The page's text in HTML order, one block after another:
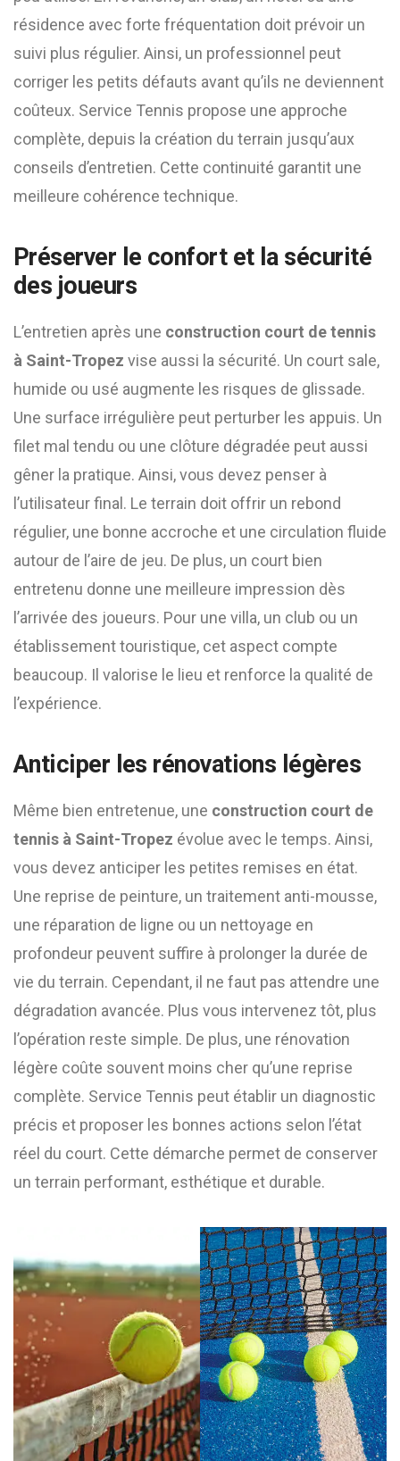
résidence avec forte fréquentation doit prévoir un
suivi plus régulier. Ainsi, un professionnel peut
corriger les petits défauts avant qu’ils ne deviennent
coûteux. Service Tennis propose une approche
complète, depuis la création du terrain jusqu’aux
conseils d’entretien. Cette continuité garantit une
meilleure cohérence technique.
Préserver le confort et la sécurité
des joueurs
L’entretien après une construction court de tennis
à Saint-Tropez vise aussi la sécurité. Un court sale,
humide ou usé augmente les risques de glissade.
Une surface irrégulière peut perturber les appuis. Un
filet mal tendu ou une clôture dégradée peut aussi
gêner la pratique. Ainsi, vous devez penser à
l’utilisateur final. Le terrain doit offrir un rebond
régulier, une bonne accroche et une circulation fluide
autour de l’aire de jeu. De plus, un court bien
entretenu donne une meilleure impression dès
l’arrivée des joueurs. Pour une villa, un club ou un
établissement touristique, cet aspect compte
beaucoup. Il valorise le lieu et renforce la qualité de
l’expérience.
Anticiper les rénovations légères
Même bien entretenue, une construction court de
tennis à Saint-Tropez évolue avec le temps. Ainsi,
vous devez anticiper les petites remises en état.
Une reprise de peinture, un traitement anti-mousse,
une réparation de ligne ou un nettoyage en
profondeur peuvent suffire à prolonger la durée de
vie du terrain. Cependant, il ne faut pas attendre une
dégradation avancée. Plus vous intervenez tôt, plus
l’opération reste simple. De plus, une rénovation
légère coûte souvent moins cher qu’une reprise
complète. Service Tennis peut établir un diagnostic
précis et proposer les bonnes actions selon l’état
réel du court. Cette démarche permet de conserver
un terrain performant, esthétique et durable.